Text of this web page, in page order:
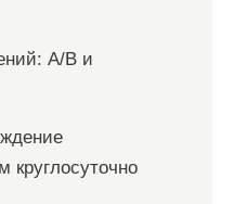
A/B и